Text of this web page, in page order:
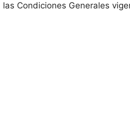
Condiciones Generales